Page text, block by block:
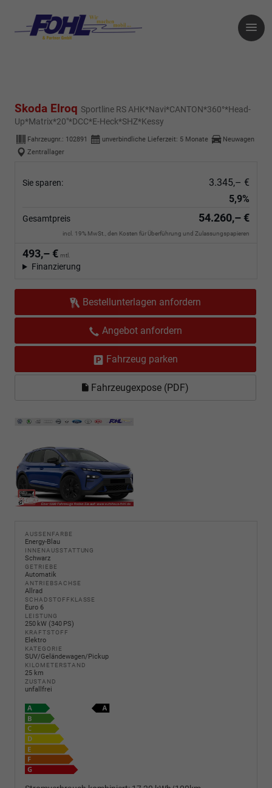
Skoda Elroq Sportline RS AHK*Navi*CANTON*360°*Head-
Up*Matrix*20"*DCC*E-Heck*SHZ*Kessy
Fahrzeugnr.: 102891 unverbindliche Lieferzeit: 5 Monate
Neuwagen
Zentrallager
Sie sparen:
3.345,– €
5,9%
Gesamtpreis 54.260,– €
incl. 19% MwSt., den Kosten für Überführung und Zulassungspapieren
493,– € mtl.
Finanzierung
Bestellunterlagen anfordern
Angebot anfordern
Fahrzeug parken
Fahrzeugexpose (PDF)
AUSSENFARBE
Energy-Blau
INNENAUSSTATTUNG
Schwarz
GETRIEBE
Automatik
ANTRIEBSACHSE
Allrad
SCHADSTOFFKLASSE
Euro 6
LEISTUNG
250 kW (340 PS)
KRAFTSTOFF
Elektro
KATEGORIE
SUV/Geländewagen/Pickup
KILOMETERSTAND
25 km
ZUSTAND
unfallfrei